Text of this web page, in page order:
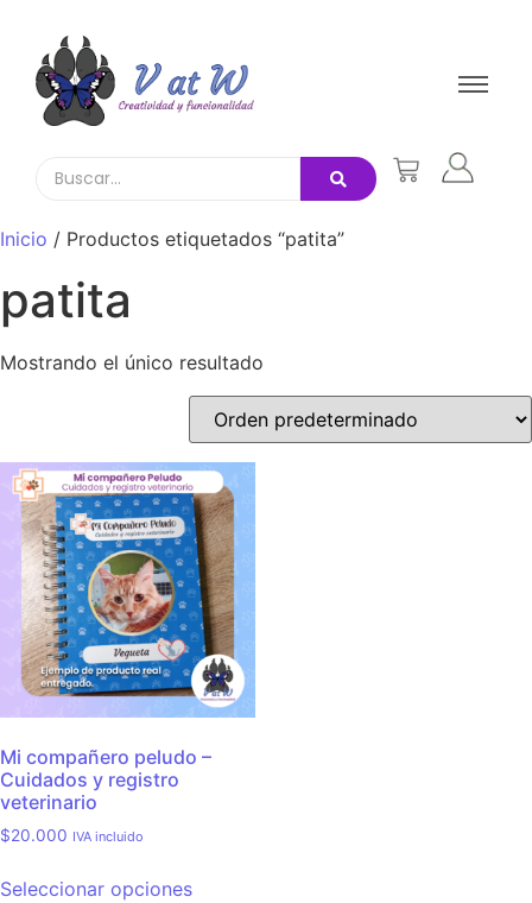
Inicio / Productos etiquetados “patita”
patita
Mostrando el único resultado
Mi compañero peludo –
Cuidados y registro
veterinario
$20.000 IVA incluido
Seleccionar opciones